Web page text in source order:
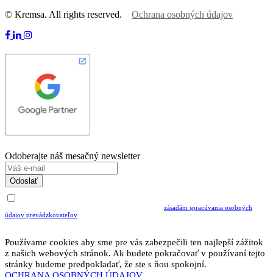
© Kremsa. All rights reserved. Ochrana osobných údajov
Odoberajte náš mesačný newsletter
Odoslať
zásadám spracúvania osobných
údajov prevádzkovateľov
Používame cookies aby sme pre vás zabezpečili ten najlepší zážitok
z našich webových stránok. Ak budete pokračovať v používaní tejto
stránky budeme predpokladať, že ste s ňou spokojní.